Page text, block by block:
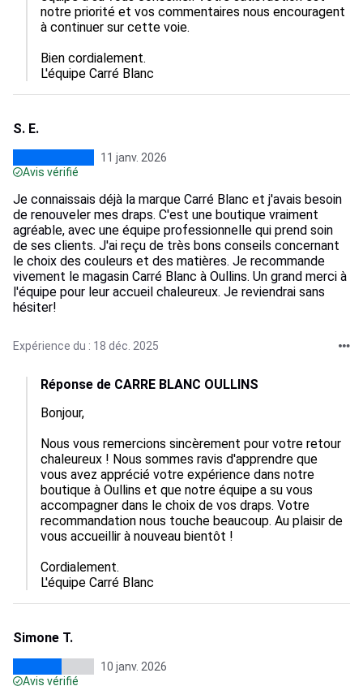
notre priorité et vos commentaires nous encouragent
à continuer sur cette voie.
Bien cordialement.
L'équipe Carré Blanc
S. E.
11 janv. 2026
Avis vérifié
Je connaissais déjà la marque Carré Blanc et j'avais besoin
de renouveler mes draps. C'est une boutique vraiment
agréable, avec une équipe professionnelle qui prend soin
de ses clients. J'ai reçu de très bons conseils concernant
le choix des couleurs et des matières. Je recommande
vivement le magasin Carré Blanc à Oullins. Un grand merci à
l'équipe pour leur accueil chaleureux. Je reviendrai sans
hésiter!
Expérience du : 18 déc. 2025
Réponse de CARRE BLANC OULLINS
Bonjour,
Nous vous remercions sincèrement pour votre retour
chaleureux ! Nous sommes ravis d'apprendre que
vous avez apprécié votre expérience dans notre
boutique à Oullins et que notre équipe a su vous
accompagner dans le choix de vos draps. Votre
recommandation nous touche beaucoup. Au plaisir de
vous accueillir à nouveau bientôt !
Cordialement.
L'équipe Carré Blanc
Simone T.
10 janv. 2026
Avis vérifié